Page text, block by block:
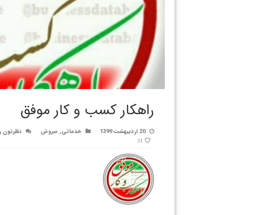
راهکار کسب و کار موفق
20 اردیبهشت 1399 خدماتی, سروش
21